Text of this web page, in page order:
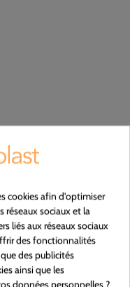
cookies afin d'optimiser
réseaux sociaux et la
liés aux réseaux sociaux
des fonctionnalités
des publicités
ainsi que les
données personnelles ?